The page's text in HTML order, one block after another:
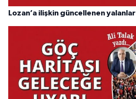
Lozan’a ilişkin güncellenen yalanlar